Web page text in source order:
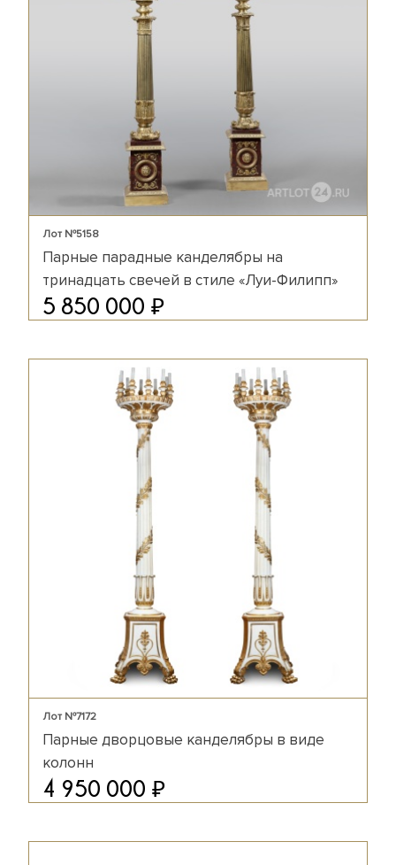
Лот №5158
Парные парадные канделябры на
тринадцать свечей в стиле «Луи-Филипп»
5 850 000 ₽
Лот №7172
Парные дворцовые канделябры в виде
колонн
4 950 000 ₽